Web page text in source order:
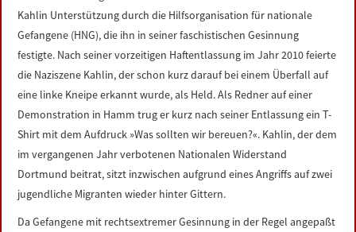
Kahlin Unterstützung durch die Hilfsorganisation für nationale
Gefangene (HNG), die ihn in seiner faschistischen Gesinnung
festigte. Nach seiner vorzeitigen Haftentlassung im Jahr 2010 feierte
die Naziszene Kahlin, der schon kurz darauf bei einem Überfall auf
eine linke Kneipe erkannt wurde, als Held. Als Redner auf einer
Demonstration in Hamm trug er kurz nach seiner Entlassung ein T-
Shirt mit dem Aufdruck »Was sollten wir bereuen?«. Kahlin, der dem
im vergangenen Jahr verbotenen Nationalen Widerstand
Dortmund beitrat, sitzt inzwischen aufgrund eines Angriffs auf zwei
jugendliche Migranten wieder hinter Gittern.
Da Gefangene mit rechtsextremer Gesinnung in der Regel angepaßt